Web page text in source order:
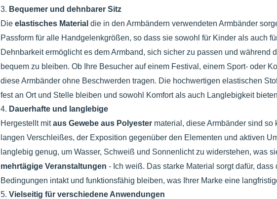
3. Bequemer und dehnbarer Sitz
Die elastisches Material die in den Armbändern verwendeten Armbänder
Passform für alle Handgelenkgrößen, so dass sie sowohl für Kinder als auch
Dehnbarkeit ermöglicht es dem Armband, sich sicher zu passen und während
bequem zu bleiben. Ob Ihre Besucher auf einem Festival, einem Sport- oder
diese Armbänder ohne Beschwerden tragen. Die hochwertigen elastischen
fest an Ort und Stelle bleiben und sowohl Komfort als auch Langlebigkeit
4. Dauerhafte und langlebige
Hergestellt mitaus Gewebe aus Polyester material, diese Armbänder sind
langen Verschleißes, der Exposition gegenüber den Elementen und aktiven
langlebig genug, um Wasser, Schweiß und Sonnenlicht zu widerstehen, was
mehrtägige Veranstaltungen - Ich weiß. Das starke Material sorgt dafür,
Bedingungen intakt und funktionsfähig bleiben, was Ihrer Marke eine
5. Vielseitig für verschiedene Anwendungen